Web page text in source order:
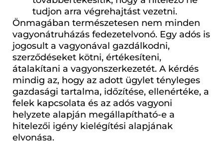
tudjon arra végrehajtást vezetni.
Önmagában természetesen nem minden
vagyonátruházás fedezetelvonó. Egy adós is
jogosult a vagyonával gazdálkodni,
szerződéseket kötni, értékesíteni,
átalakítani a vagyonszerkezetét. A kérdés
mindig az, hogy az adott ügylet tényleges
gazdasági tartalma, időzítése, ellenértéke, a
felek kapcsolata és az adós vagyoni
helyzete alapján megállapítható-e a
hitelezői igény kielégítési alapjának
elvonása.